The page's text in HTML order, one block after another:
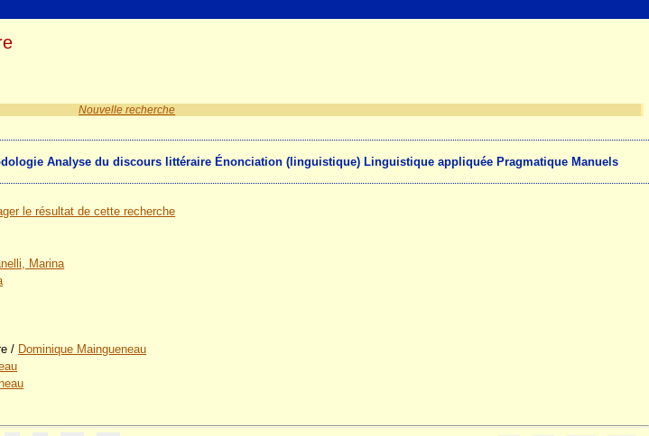
Nouvelle recherche
Analyse du discours littéraire Énonciation (linguistique) Linguistique appliquée Pragmatique Manuels
le résultat de cette recherche
Marina
/ Dominique Maingueneau